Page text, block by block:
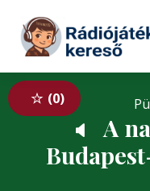
Tovább a tartalomhoz
0
🔈
A